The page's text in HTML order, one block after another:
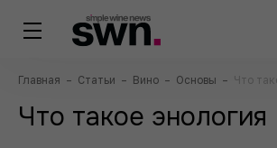
Главная – Статьи – Вино – Основы – Что
Что такое энология